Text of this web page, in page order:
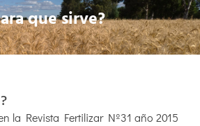
que sirve?
la Revista Fertilizar Nº31 año 2015